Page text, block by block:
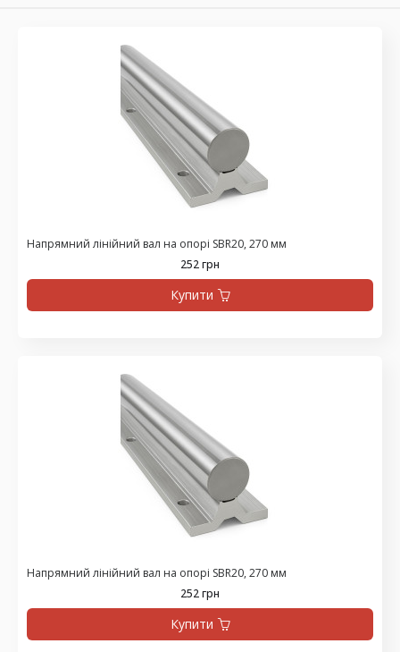
Напрямний лінійний вал на опорі SBR20, 270 мм
252 грн
Купити
Напрямний лінійний вал на опорі SBR20, 270 мм
252 грн
Купити